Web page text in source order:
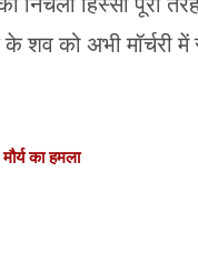
को अभी मॉर्चरी में
का हमला